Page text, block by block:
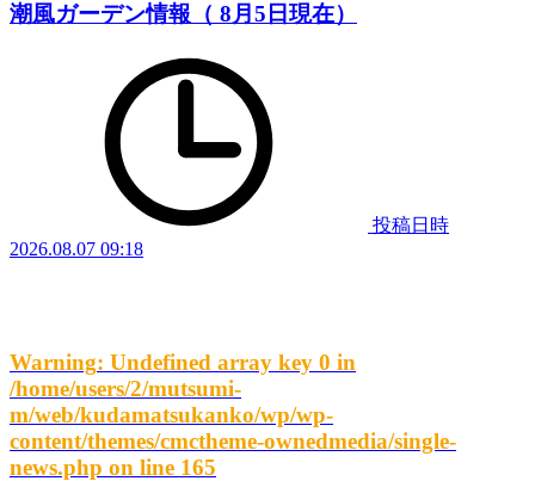
潮風ガーデン情報（ 8月5日現在）
投稿日時
2026.08.07 09:18
Warning: Undefined array key 0 in
/home/users/2/mutsumi-
m/web/kudamatsukanko/wp/wp-
content/themes/cmctheme-ownedmedia/single-
news.php on line 165